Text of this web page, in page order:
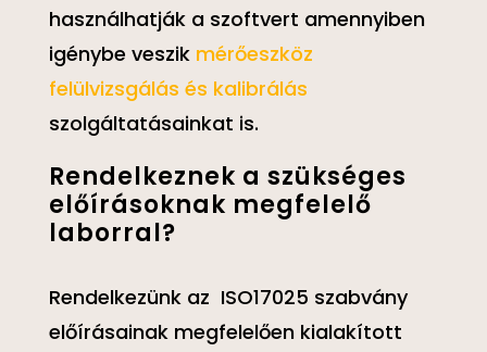
használhatják a szoftvert amennyiben
igénybe veszik mérőeszköz
felülvizsgálás és kalibrálás
szolgáltatásainkat is.
Rendelkeznek a szükséges
előírásoknak megfelelő
laborral?
Rendelkezünk az ISO17025 szabvány
előírásainak megfelelően kialakított